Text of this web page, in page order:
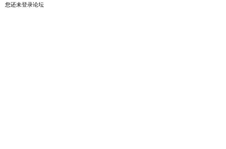
您还未登录论坛